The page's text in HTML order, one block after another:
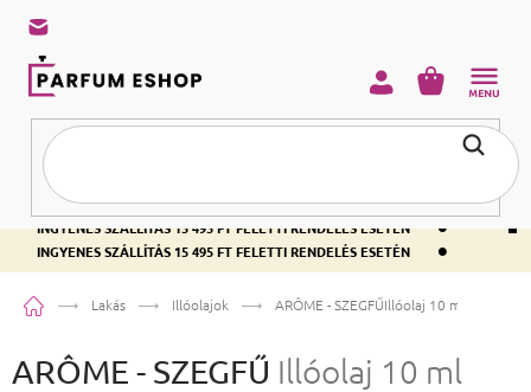
INGYENES SZÁLLÍTÁS 15 495 FT FELETTI RENDELÉS ESETÉN •
INGYENES SZÁLLÍTÁS 15 495 FT FELETTI RENDELÉS ESETÉN •
INGYENES SZÁLLÍTÁS 15 495 FT FELETTI RENDELÉS ESETÉN •
KOSÁR
KezdőlapLakás Illóolajok ARÔME - SZEGFŰIllóolaj 10 ml
ARÔME - SZEGFŰ Illóolaj 10 ml